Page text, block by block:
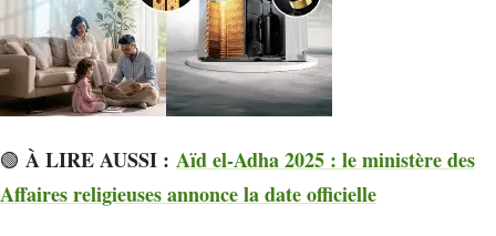
🟢 À LIRE AUSSI : Aïd el-Adha 2025 : le ministère des
Affaires religieuses annonce la date officielle